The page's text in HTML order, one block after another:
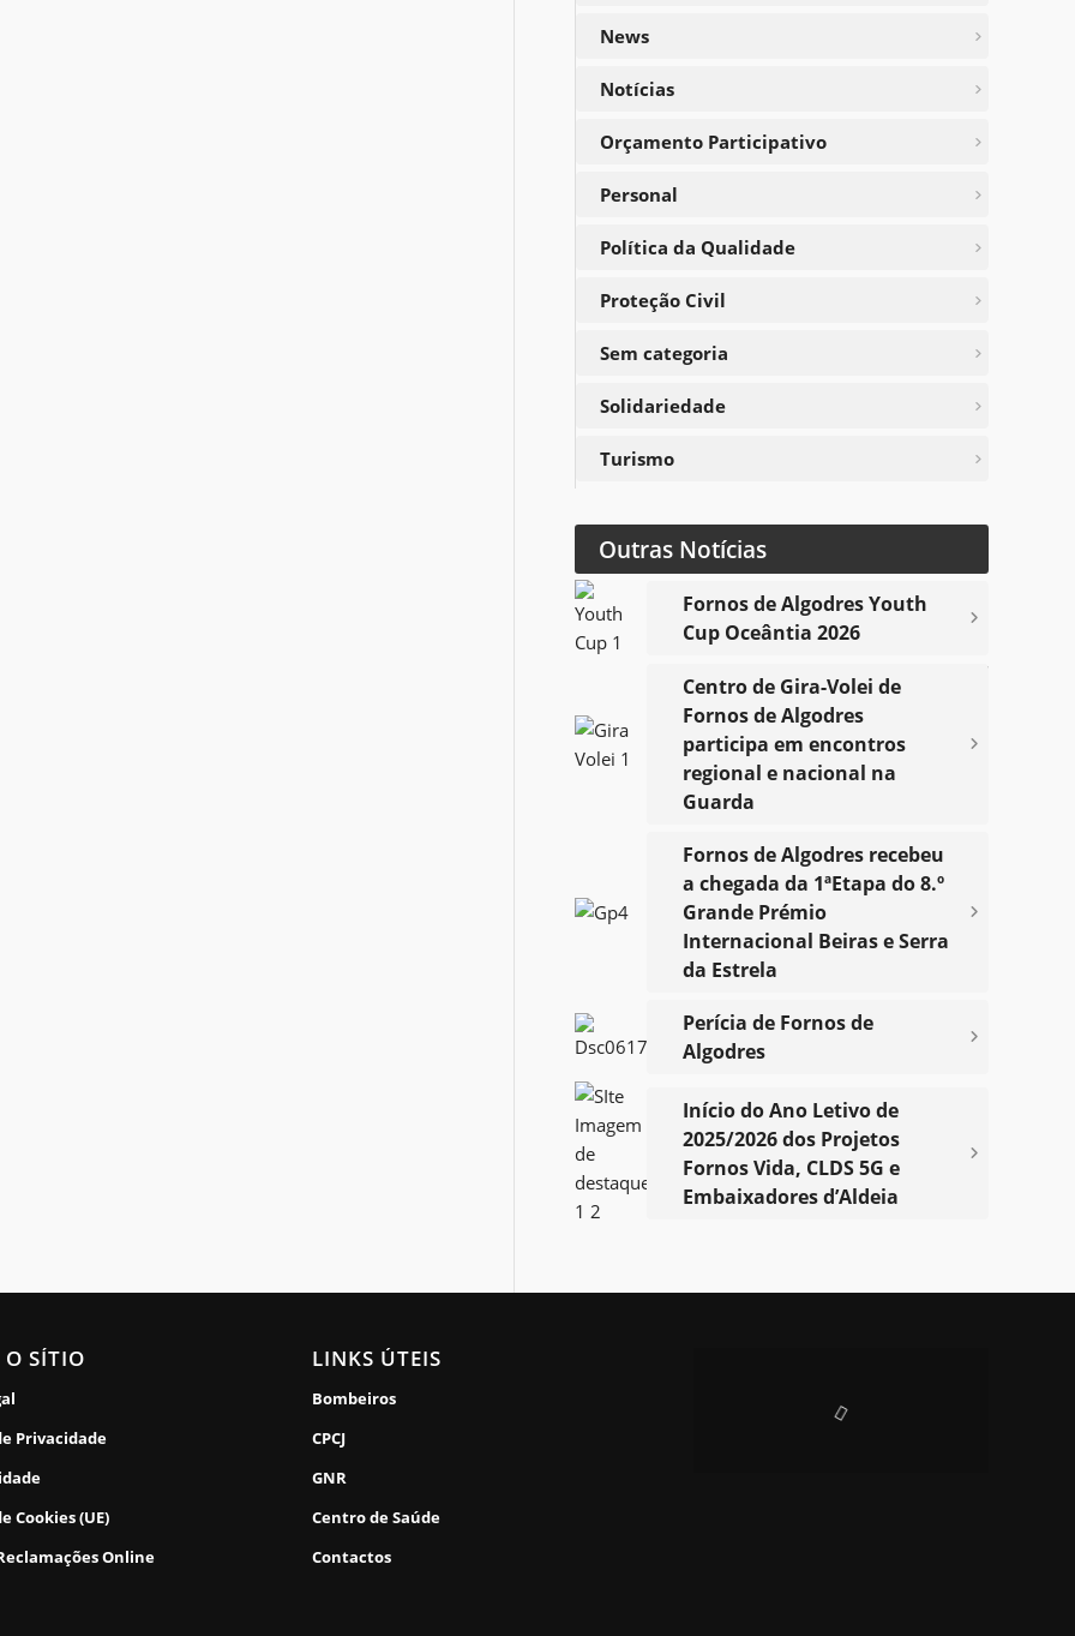
News
Notícias
Orçamento Participativo
Personal
Política da Qualidade
Proteção Civil
Sem categoria
Solidariedade
Turismo
Outras Notícias
Fornos de Algodres Youth
Cup Oceântia 2026
Centro de Gira-Volei de
Fornos de Algodres
participa em encontros
regional e nacional na
Guarda
Fornos de Algodres recebeu
a chegada da 1ªEtapa do 8.º
Grande Prémio
Internacional Beiras e Serra
da Estrela
Perícia de Fornos de
Algodres
Início do Ano Letivo de
2025/2026 dos Projetos
Fornos Vida, CLDS 5G e
Embaixadores d’Aldeia
Notícias
O SÍTIO
Privacidade
Cookies (UE)
Online
LINKS ÚTEIS
Bombeiros
CPCJ
GNR
Centro de Saúde
Contactos